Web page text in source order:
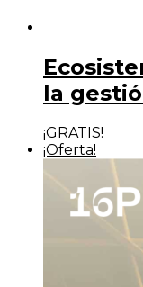
la
¡GRATIS!
¡Oferta!